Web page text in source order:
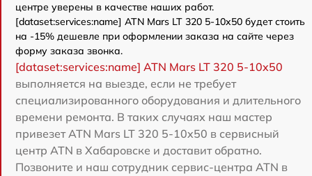
центре уверены в качестве наших работ.
[dataset:services:name] ATN Mars LT 320 5-10x50 будет стоить
на -15% дешевле при оформлении заказа на сайте через
форму заказа звонка.
[dataset:services:name] ATN Mars LT 320 5-10x50
выполняется на выезде, если не требует
специализированного оборудования и длительного
времени ремонта. В таких случаях наш мастер
привезет ATN Mars LT 320 5-10x50 в сервисный
центр ATN в Хабаровске и доставит обратно.
Позвоните и наш сотрудник сервис-центра ATN в